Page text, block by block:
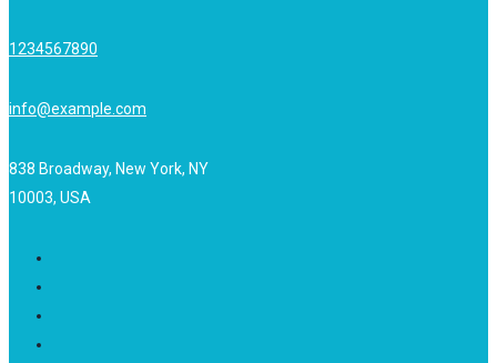
1234567890
info@example.com
838 Broadway, New York, NY
10003, USA